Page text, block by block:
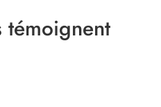
témoignent